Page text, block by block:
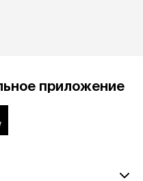
приложение